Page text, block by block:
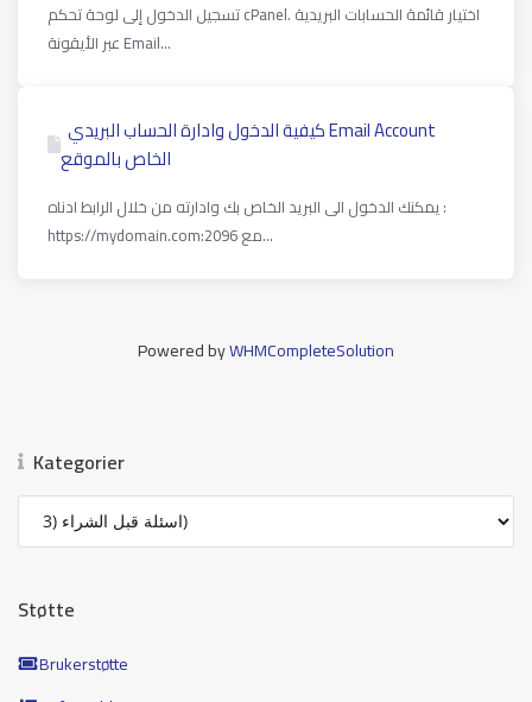
Kategorier
Støtte
Brukerstøtte
تسجيل الدخول إلى لوحة تحكم cPanel. اختيار قائمة الحسابات البريدية
عبر الأيقونة Email...
الخاص بالموقع
يمكنك الدخول الى البريد الخاص بك وادارته من خلال الرابط ادناه :
https://mydomain.com:2096 مع...
Powered byWHMCompleteSolution